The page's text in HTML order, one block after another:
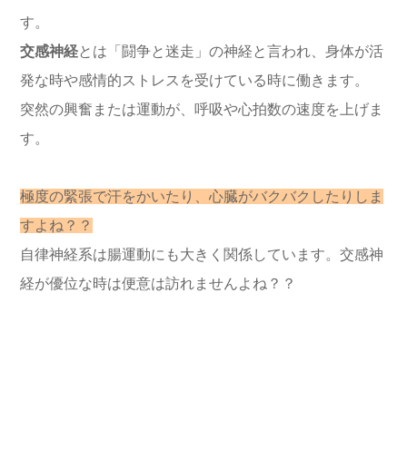
す。
交感神経とは「闘争と迷走」の神経と言われ、身体が活
発な時や感情的ストレスを受けている時に働きます。
突然の興奮または運動が、呼吸や心拍数の速度を上げま
す。
極度の緊張で汗をかいたり、心臓がバクバクしたりしま
すよね？？
自律神経系は腸運動にも大きく関係しています。交感神
経が優位な時は便意は訪れませんよね？？